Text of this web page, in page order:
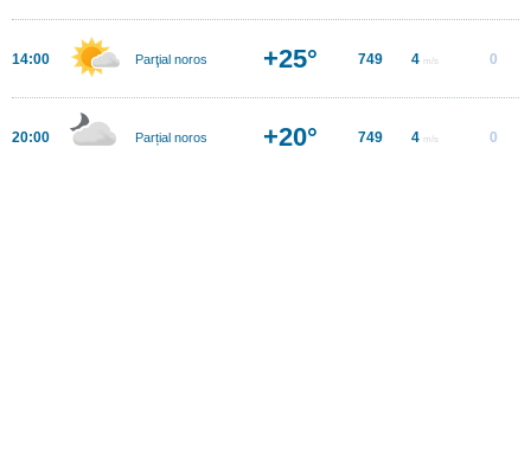
14:00 Parţial noros +25° 749 4 m/s 0
20:00 Parțial noros +20° 749 4 m/s 0